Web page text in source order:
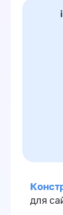
для